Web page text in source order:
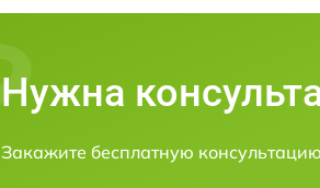
Нужна
Закажите бесплатную консультацию